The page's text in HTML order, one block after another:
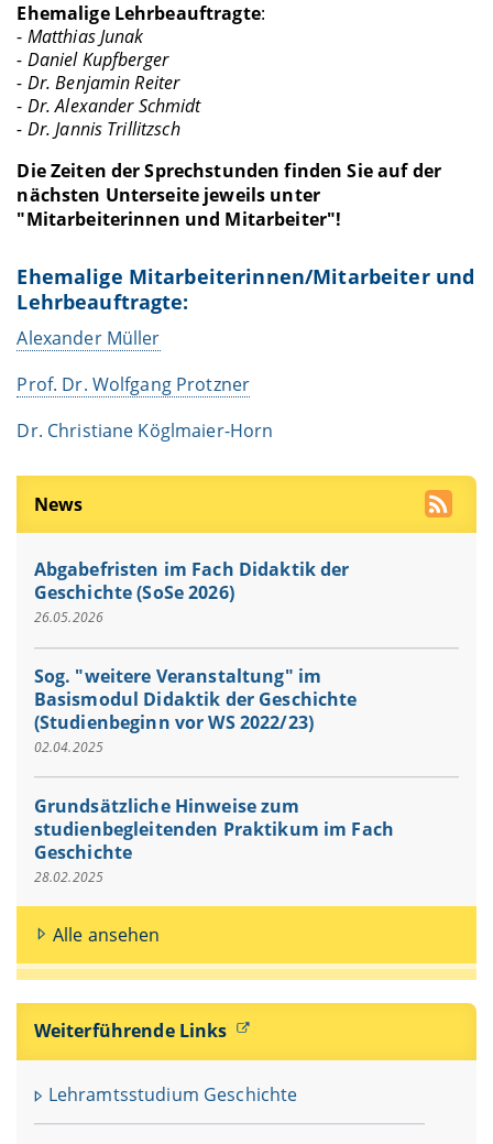
Weiterführende Links
Lehramtsstudium Geschichte
Ehemalige Lehrbeauftragte:
- Matthias Junak
- Daniel Kupfberger
- Dr. Benjamin Reiter
- Dr. Alexander Schmidt
- Dr. Jannis Trillitzsch
Die Zeiten der Sprechstunden finden Sie auf der
nächsten Unterseite jeweils unter
"Mitarbeiterinnen und Mitarbeiter"!
Ehemalige Mitarbeiterinnen/Mitarbeiter und
Lehrbeauftragte:
Alexander Müller
Prof. Dr. Wolfgang Protzner
Dr. Christiane Köglmaier-Horn
News
Abgabefristen im Fach Didaktik der
Geschichte (SoSe 2026)
26.05.2026
Sog. "weitere Veranstaltung" im
Basismodul Didaktik der Geschichte
(Studienbeginn vor WS 2022/23)
02.04.2025
Grundsätzliche Hinweise zum
studienbegleitenden Praktikum im Fach
Geschichte
28.02.2025
Alle ansehen